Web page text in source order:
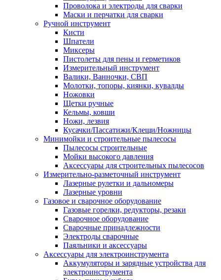
Проволока и электроды для сварки
Маски и перчатки для сварки
Ручной инструмент
Кисти
Шпатели
Миксеры
Пистолеты для пены и герметиков
Измерительный инструмент
Валики, Ванночки, СВП
Молотки, топоры, киянки, кувалды
Ножовки
Щетки ручные
Кельмы, ковши
Ножи, лезвия
Кусачки/Пассатижи/Клещи/Ножницы
Минимойки и строительные пылесосы
Пылесосы строительные
Мойки высокого давления
Аксессуары для строительных пылесосов
Измерительно-разметочный инструмент
Лазерные рулетки и дальномеры
Лазерные уровни
Газовое и сварочное оборудование
Газовые горелки, редукторы, резаки
Сварочное оборудование
Сварочные принадлежности
Электроды сварочные
Паяльники и аксессуары
Аксессуары для электроинструмента
Аккумуляторы и зарядные устройства для
электроинструмента